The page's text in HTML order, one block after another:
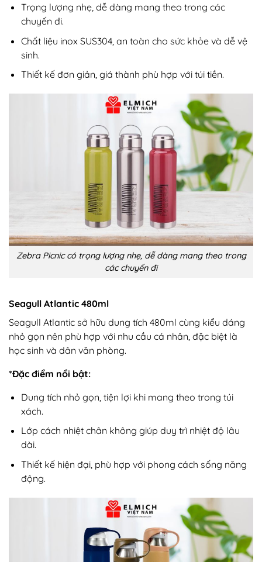
Trọng lượng nhẹ, dễ dàng mang theo trong các
chuyến đi.
Chất liệu inox SUS304, an toàn cho sức khỏe và dễ vệ
sinh.
Thiết kế đơn giản, giá thành phù hợp với túi tiền.
Zebra Picnic có trọng lượng nhẹ, dễ dàng mang theo trong
các chuyến đi
Seagull Atlantic 480ml
Seagull Atlantic sở hữu dung tích 480ml cùng kiểu dáng
nhỏ gọn nên phù hợp với nhu cầu cá nhân, đặc biệt là
học sinh và dân văn phòng.
*Đặc điểm nổi bật:
Dung tích nhỏ gọn, tiện lợi khi mang theo trong túi
xách.
Lớp cách nhiệt chân không giúp duy trì nhiệt độ lâu
dài.
Thiết kế hiện đại, phù hợp với phong cách sống năng
động.